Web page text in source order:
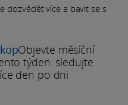
dozvědět více a bavit se s
Objevte měsíční
týden: sledujte
den po dni